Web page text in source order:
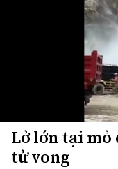
Lở lớn tại mỏ
tử vong